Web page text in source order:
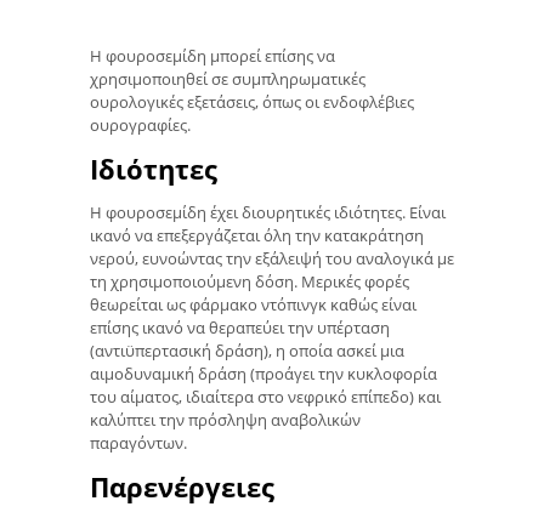
Η φουροσεμίδη μπορεί επίσης να
χρησιμοποιηθεί σε συμπληρωματικές
ουρολογικές εξετάσεις, όπως οι ενδοφλέβιες
ουρογραφίες.
Ιδιότητες
Η φουροσεμίδη έχει διουρητικές ιδιότητες. Είναι
ικανό να επεξεργάζεται όλη την κατακράτηση
νερού, ευνοώντας την εξάλειψή του αναλογικά με
τη χρησιμοποιούμενη δόση. Μερικές φορές
θεωρείται ως φάρμακο ντόπινγκ καθώς είναι
επίσης ικανό να θεραπεύει την υπέρταση
(αντιϋπερτασική δράση), η οποία ασκεί μια
αιμοδυναμική δράση (προάγει την κυκλοφορία
του αίματος, ιδιαίτερα στο νεφρικό επίπεδο) και
καλύπτει την πρόσληψη αναβολικών
παραγόντων.
Παρενέργειες